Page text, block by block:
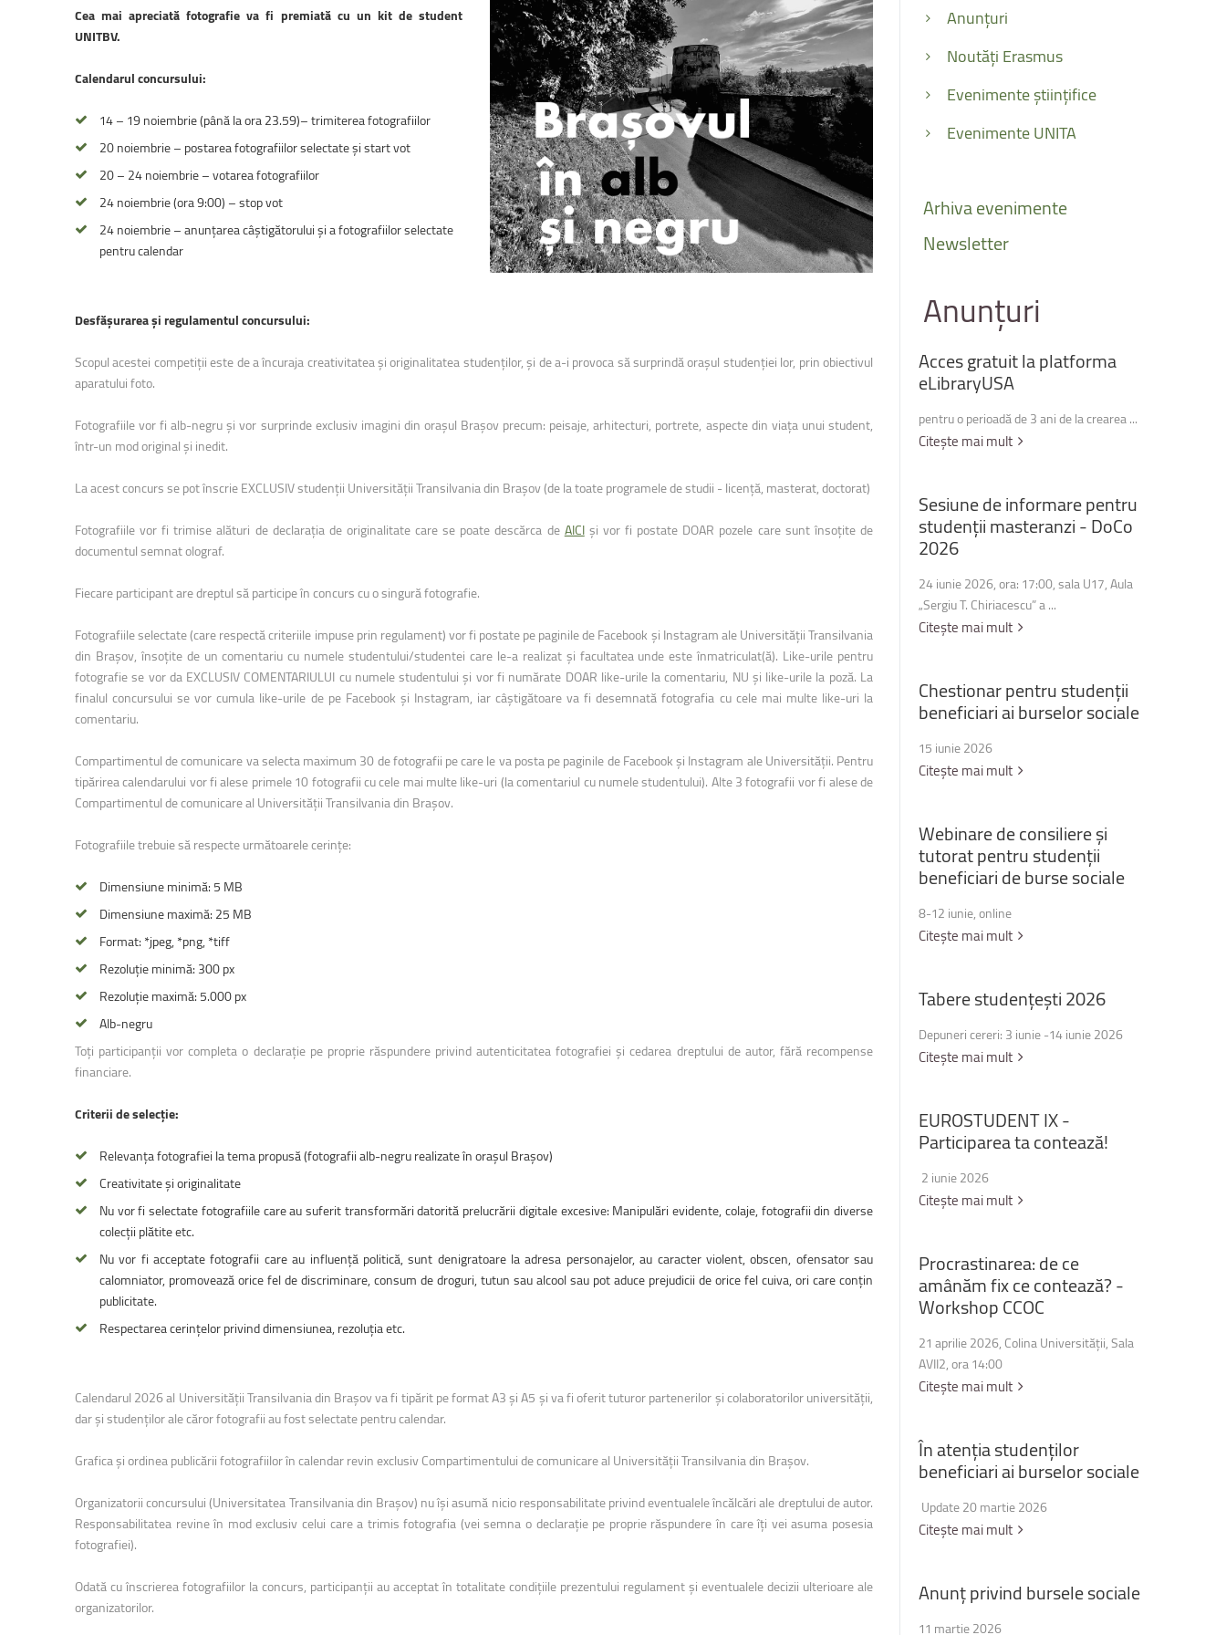
Radio Campus Transilvania
Cea mai apreciată fotografie va fi premiată cu un kit de student
UNITBV.
Calendarul concursului:
14 – 19 noiembrie (până la ora 23.59)– trimiterea fotografiilor
20 noiembrie – postarea fotografiilor selectate și start vot
20 – 24 noiembrie – votarea fotografiilor
24 noiembrie (ora 9:00) – stop vot
24 noiembrie – anunțarea câștigătorului și a fotografiilor selectate
pentru calendar
Desfășurarea și regulamentul concursului:
Scopul acestei competiții este de a încuraja creativitatea și originalitatea studenților, și de a-i provoca să surprindă orașul studenției lor, prin obiectivul
aparatului foto.
Fotografiile vor fi alb-negru și vor surprinde exclusiv imagini din orașul Brașov precum: peisaje, arhitecturi, portrete, aspecte din viața unui student,
într-un mod original și inedit.
La acest concurs se pot înscrie EXCLUSIV studenții Universității Transilvania din Brașov (de la toate programele de studii - licență, masterat, doctorat)
Fotografiile vor fi trimise alături de declarația de originalitate care se poate descărca de AICIși vor fi postate DOAR pozele care sunt însoțite de
documentul semnat olograf.
Fiecare participant are dreptul să participe în concurs cu o singură fotografie.
Fotografiile selectate (care respectă criteriile impuse prin regulament) vor fi postate pe paginile de Facebook și Instagram ale Universității Transilvania
din Brașov, însoțite de un comentariu cu numele studentului/studentei care le-a realizat și facultatea unde este înmatriculat(ă). Like-urile pentru
fotografie se vor da EXCLUSIV COMENTARIULUI cu numele studentului și vor fi numărate DOAR like-urile la comentariu, NU și like-urile la poză. La
finalul concursului se vor cumula like-urile de pe Facebook și Instagram, iar câștigătoare va fi desemnată fotografia cu cele mai multe like-uri la
comentariu.
Compartimentul de comunicare va selecta maximum 30 de fotografii pe care le va posta pe paginile de Facebook și Instagram ale Universității. Pentru
tipărirea calendarului vor fi alese primele 10 fotografii cu cele mai multe like-uri (la comentariul cu numele studentului). Alte 3 fotografii vor fi alese de
Compartimentul de comunicare al Universității Transilvania din Brașov.
Fotografiile trebuie să respecte următoarele cerințe:
Dimensiune minimă: 5 MB
Dimensiune maximă: 25 MB
Format: *jpeg, *png, *tiff
Rezoluție minimă: 300 px
Rezoluție maximă: 5.000 px
Alb-negru
Toți participanții vor completa o declarație pe proprie răspundere privind autenticitatea fotografiei și cedarea dreptului de autor, fără recompense
financiare.
Criterii de selecție:
Relevanța fotografiei la tema propusă (fotografii alb-negru realizate în orașul Brașov)
Creativitate și originalitate
Nu vor fi selectate fotografiile care au suferit transformări datorită prelucrării digitale excesive: Manipulări evidente, colaje, fotografii din diverse
colecții plătite etc.
Nu vor fi acceptate fotografii care au influență politică, sunt denigratoare la adresa personajelor, au caracter violent, obscen, ofensator sau
calomniator, promovează orice fel de discriminare, consum de droguri, tutun sau alcool sau pot aduce prejudicii de orice fel cuiva, ori care conțin
publicitate.
Respectarea cerințelor privind dimensiunea, rezoluția etc.
Calendarul 2026 al Universității Transilvania din Brașov va fi tipărit pe format A3 și A5 și va fi oferit tuturor partenerilor și colaboratorilor universității,
dar și studenților ale căror fotografii au fost selectate pentru calendar.
Grafica și ordinea publicării fotografiilor în calendar revin exclusiv Compartimentului de comunicare al Universității Transilvania din Brașov.
Organizatorii concursului (Universitatea Transilvania din Brașov) nu își asumă nicio responsabilitate privind eventualele încălcări ale dreptului de autor.
Responsabilitatea revine în mod exclusiv celui care a trimis fotografia (vei semna o declarație pe proprie răspundere în care îți vei asuma posesia
fotografiei).
Odată cu înscrierea fotografiilor la concurs, participanții au acceptat în totalitate condițiile prezentului regulament și eventualele decizii ulterioare ale
organizatorilor.
Anunțuri
Noutăți Erasmus
Evenimente științifice
Evenimente UNITA
Arhivaevenimente
Newsletter
Anunțuri
Accesgratuitlaplatforma
eLibraryUSA
pentru o perioadă de 3 ani de la crearea ...
Citește mai mult
Sesiunedeinformarepentru
studențiimasteranzi-DoCo
2026
24 iunie 2026, ora: 17:00, sala U17, Aula
„Sergiu T. Chiriacescu” a ...
Citește mai mult
Chestionarpentrustudenții
beneficiariaiburselorsociale
15 iunie 2026
Citește mai mult
Webinaredeconsiliereși
tutoratpentrustudenții
beneficiaridebursesociale
8-12 iunie, online
Citește mai mult
Taberestudențești2026
Depuneri cereri: 3 iunie -14 iunie 2026
Citește mai mult
EUROSTUDENTIX-
Participareatacontează!
2 iunie 2026
Citește mai mult
Procrastinarea:dece
amânămfixcecontează?-
WorkshopCCOC
21 aprilie 2026, Colina Universității, Sala
AVII2, ora 14:00
Citește mai mult
Înatențiastudenților
beneficiariaiburselorsociale
Update 20 martie 2026
Citește mai mult
Anunțprivindburselesociale
11 martie 2026